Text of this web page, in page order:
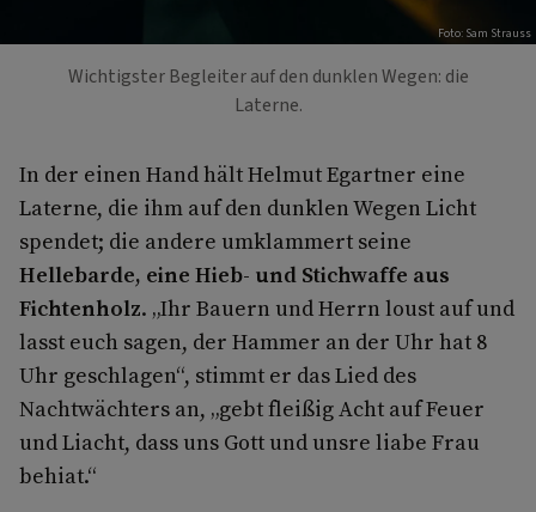
Foto: Sam Strauss
Wichtigster Begleiter auf den dunklen Wegen: die
Laterne.
In der einen Hand hält Helmut Egartner eine
Laterne, die ihm auf den dunklen Wegen Licht
spendet; die andere umklammert seine
Hellebarde, eine Hieb- und Stichwaffe aus
Fichtenholz. „Ihr Bauern und Herrn loust auf und
lasst euch sagen, der Hammer an der Uhr hat 8
Uhr geschlagen“, stimmt er das Lied des
Nachtwächters an, „gebt fleißig Acht auf Feuer
und Liacht, dass uns Gott und unsre liabe Frau
behiat.“